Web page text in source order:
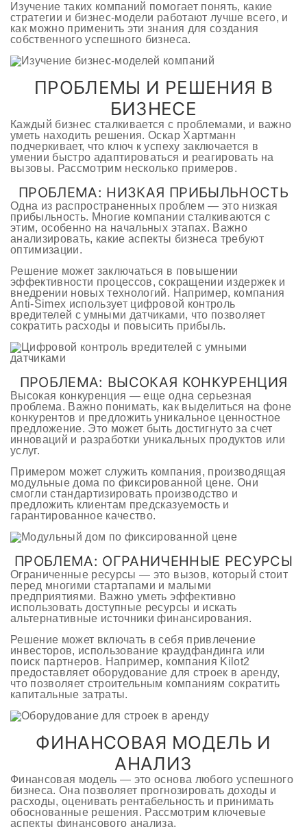
Изучение таких компаний помогает понять, какие
стратегии и бизнес-модели работают лучше всего, и
как можно применить эти знания для создания
собственного успешного бизнеса.
ПРОБЛЕМЫ И РЕШЕНИЯ В
БИЗНЕСЕ
Каждый бизнес сталкивается с проблемами, и важно
уметь находить решения. Оскар Хартманн
подчеркивает, что ключ к успеху заключается в
умении быстро адаптироваться и реагировать на
вызовы. Рассмотрим несколько примеров.
ПРОБЛЕМА: НИЗКАЯ ПРИБЫЛЬНОСТЬ
Одна из распространенных проблем — это низкая
прибыльность. Многие компании сталкиваются с
этим, особенно на начальных этапах. Важно
анализировать, какие аспекты бизнеса требуют
оптимизации.
Решение может заключаться в повышении
эффективности процессов, сокращении издержек и
внедрении новых технологий. Например, компания
Anti-Simex использует цифровой контроль
вредителей с умными датчиками, что позволяет
сократить расходы и повысить прибыль.
ПРОБЛЕМА: ВЫСОКАЯ КОНКУРЕНЦИЯ
Высокая конкуренция — еще одна серьезная
проблема. Важно понимать, как выделиться на фоне
конкурентов и предложить уникальное ценностное
предложение. Это может быть достигнуто за счет
инноваций и разработки уникальных продуктов или
услуг.
Примером может служить компания, производящая
модульные дома по фиксированной цене. Они
смогли стандартизировать производство и
предложить клиентам предсказуемость и
гарантированное качество.
ПРОБЛЕМА: ОГРАНИЧЕННЫЕ РЕСУРСЫ
Ограниченные ресурсы — это вызов, который стоит
перед многими стартапами и малыми
предприятиями. Важно уметь эффективно
использовать доступные ресурсы и искать
альтернативные источники финансирования.
Решение может включать в себя привлечение
инвесторов, использование краудфандинга или
поиск партнеров. Например, компания Kilot2
предоставляет оборудование для строек в аренду,
что позволяет строительным компаниям сократить
капитальные затраты.
ФИНАНСОВАЯ МОДЕЛЬ И
АНАЛИЗ
Финансовая модель — это основа любого успешного
бизнеса. Она позволяет прогнозировать доходы и
расходы, оценивать рентабельность и принимать
обоснованные решения. Рассмотрим ключевые
аспекты финансового анализа.